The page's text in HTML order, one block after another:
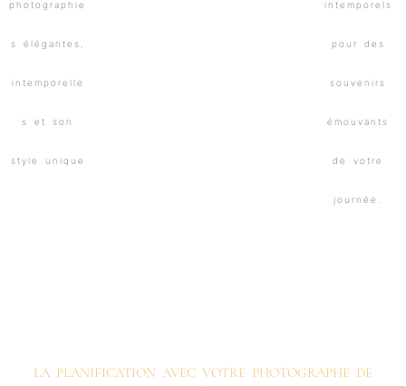
LA PLANIFICATION AVEC VOTRE PHOTOGRAPHE DE